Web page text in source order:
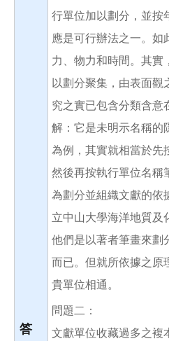
答
行單位加以劃分，並按
應是可行辦法之一。如
力、物力和時間。其實
以劃分聚集，由表面觀
究之實已包含分類含意
解：它是未明示名稱的
為例，其實就相當於先
然後再按執行單位名稱
為劃分並組織文獻的依
立中山大學海洋地質及
他們是以著者筆畫來劃
而已。但就所依據之原
貴單位相通。
問題二：
文獻單位收藏過多之複